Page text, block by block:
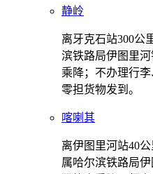
静岭
离牙克石站300公
滨铁路局伊图里
乘降；不办理行
零担货物发到。
喀喇其
离伊图里河站40
属哈尔滨铁路局